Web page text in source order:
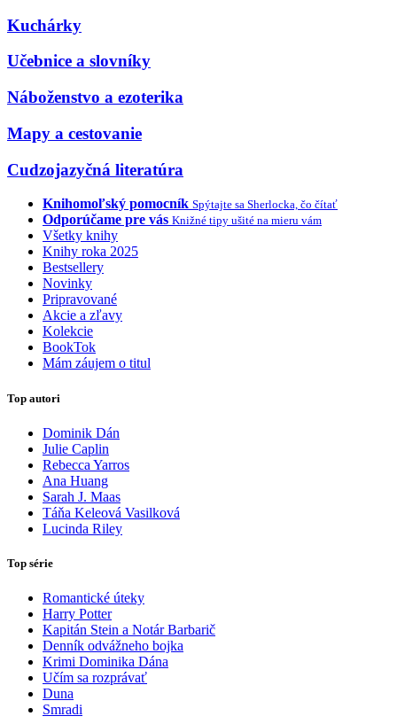
Kuchárky
Učebnice a slovníky
Náboženstvo a ezoterika
Mapy a cestovanie
Cudzojazyčná literatúra
Knihomoľský pomocník Spýtajte sa Sherlocka, čo čítať
Odporúčame pre vás Knižné tipy ušité na mieru vám
Všetky knihy
Knihy roka 2025
Bestsellery
Novinky
Pripravované
Akcie a zľavy
Kolekcie
BookTok
Mám záujem o titul
Top autori
Dominik Dán
Julie Caplin
Rebecca Yarros
Ana Huang
Sarah J. Maas
Táňa Keleová Vasilková
Lucinda Riley
Top série
Romantické úteky
Harry Potter
Kapitán Stein a Notár Barbarič
Denník odvážneho bojka
Krimi Dominika Dána
Učím sa rozprávať
Duna
Smradi